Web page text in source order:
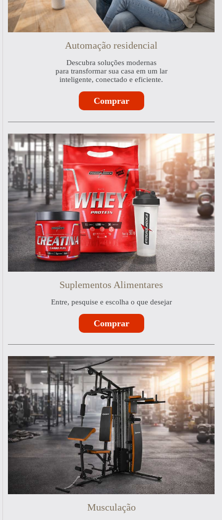
Automação residencial
Descubra soluções modernas
para transformar sua casa em um lar
inteligente, conectado e eficiente.
Comprar
Suplementos Alimentares
Entre, pesquise e escolha o que desejar
Comprar
Musculação